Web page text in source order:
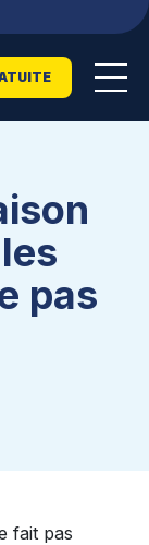
pas
fait pas